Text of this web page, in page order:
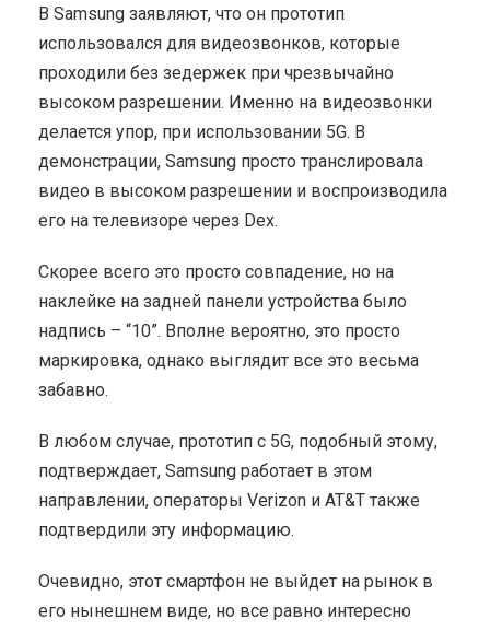
В Samsung заявляют, что он прототип
использовался для видеозвонков, которые
проходили без зедержек при чрезвычайно
высоком разрешении. Именно на видеозвонки
делается упор, при использовании 5G. В
демонстрации, Samsung просто транслировала
видео в высоком разрешении и воспроизводила
его на телевизоре через Dex.
Скорее всего это просто совпадение, но на
наклейке на задней панели устройства было
надпись – “10”. Вполне вероятно, это просто
маркировка, однако выглядит все это весьма
забавно.
В любом случае, прототип с 5G, подобный этому,
подтверждает, Samsung работает в этом
направлении, операторы Verizon и AT&T также
подтвердили эту информацию.
Очевидно, этот смартфон не выйдет на рынок в
его нынешнем виде, но все равно интересно